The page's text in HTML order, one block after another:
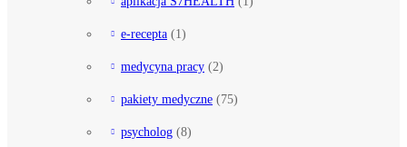
e-recepta (1)
medycyna pracy (2)
pakiety medyczne (75)
psycholog (8)